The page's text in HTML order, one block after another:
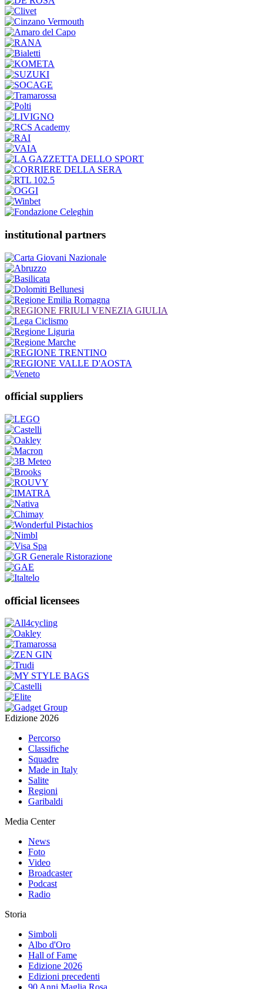
institutional partners
official suppliers
official licensees
Edizione 2026
Percorso
Classifiche
Squadre
Made in Italy
Salite
Regioni
Garibaldi
Media Center
News
Foto
Video
Broadcaster
Podcast
Radio
Storia
Simboli
Albo d'Oro
Hall of Fame
Edizione 2026
Edizioni precedenti